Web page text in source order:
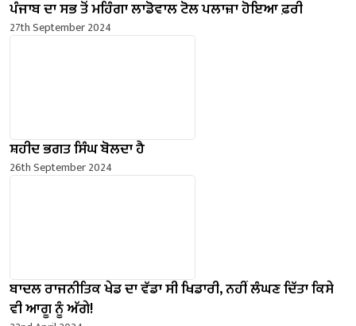
ਪੰਜਾਬ ਦਾ ਸਭ ਤੋਂ ਮਹਿੰਗਾ ਲਾਡੋਵਾਲ ਟੋਲ ਪਲਾਜ਼ਾ ਹੋਇਆ ਫ਼ਰੀ
27th September 2024
ਸ਼ਹੀਦ ਭਗਤ ਸਿੰਘ ਬੋਲਦਾ ਹੈ
26th September 2024
ਬਾਦਲ ਰਾਜਨੀਤਿਕ ਖੇਡ ਦਾ ਵੱਡਾ ਸੀ ਖਿਡਾਰੀ, ਨਹੀਂ ਲੰਘਣ ਦਿੱਤਾ ਕਿਸੇ
ਵੀ ਆਗੂ ਨੂੰ ਅੱਗੇ!